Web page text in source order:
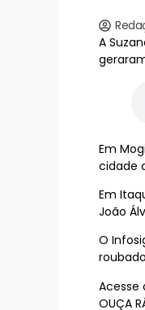
A
Em
cidade
Em
João
O
Acesse
OUÇA